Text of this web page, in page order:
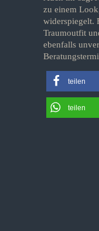
zu einem
widerspiegelt.
Traumoutfit
ebenfalls
teilen
teilen